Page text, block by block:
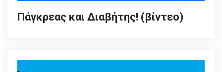
Πάγκρεας και Διαβήτης! (βίντεο)